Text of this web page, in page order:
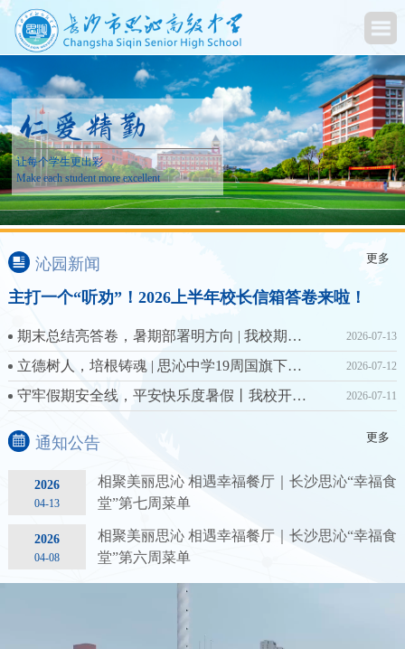
让每个学生更出彩
Make each student more excellent
沁园新闻 更多
主打一个“听劝”！2026上半年校长信箱答卷来啦！
期末总结亮答卷，暑期部署明方向 | 我校期末总结大会圆满召开 2026-07-13
立德树人，培根铸魂 | 思沁中学19周国旗下讲话汇编 2026-07-12
守牢假期安全线，平安快乐度暑假丨我校开展2026年暑假安全专题教育活动 2026-07-11
通知公告 更多
2026
04-13
相聚美丽思沁 相遇幸福餐厅｜长沙思沁“幸福食
堂”第七周菜单
2026
04-08
相聚美丽思沁 相遇幸福餐厅｜长沙思沁“幸福食
堂”第六周菜单